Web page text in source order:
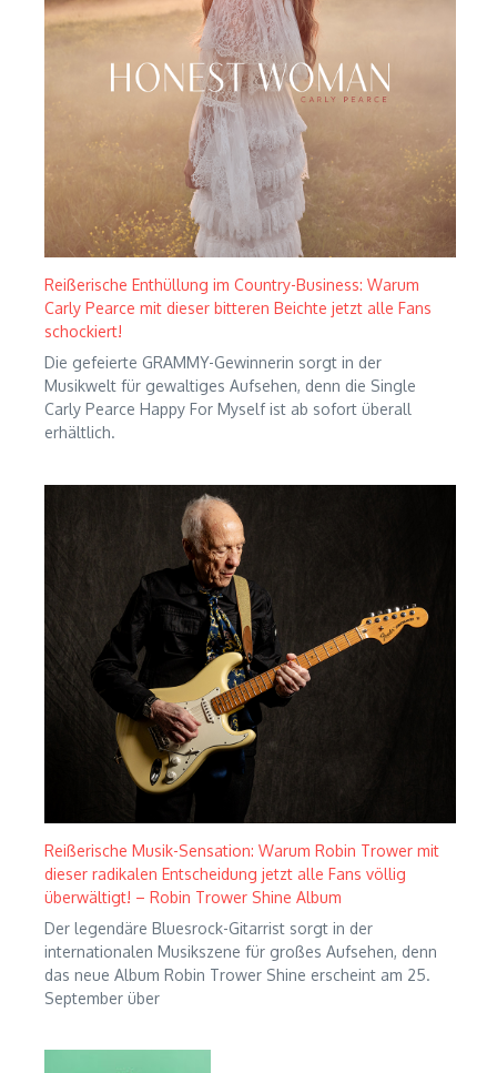
Reißerische Enthüllung im Country-Business: Warum
Carly Pearce mit dieser bitteren Beichte jetzt alle Fans
schockiert!
Die gefeierte GRAMMY-Gewinnerin sorgt in der
Musikwelt für gewaltiges Aufsehen, denn die Single
Carly Pearce Happy For Myself ist ab sofort überall
erhältlich.
Reißerische Musik-Sensation: Warum Robin Trower mit
dieser radikalen Entscheidung jetzt alle Fans völlig
überwältigt! – Robin Trower Shine Album
Der legendäre Bluesrock-Gitarrist sorgt in der
internationalen Musikszene für großes Aufsehen, denn
das neue Album Robin Trower Shine erscheint am 25.
September über